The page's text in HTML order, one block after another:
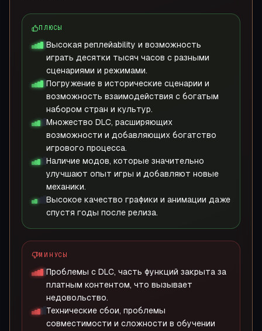
ПЛЮСЫ
Высокая реплейability и возможность
играть десятки тысяч часов с разными
сценариями и режимами.
Погружение в исторические сценарии и
возможность взаимодействия с богатым
набором стран и культур.
Множество DLC, расширяющих
возможности и добавляющих богатство
игрового процесса.
Наличие модов, которые значительно
улучшают опыт игры и добавляют новые
механики.
Высокое качество графики и анимации даже
спустя годы после релиза.
МИНУСЫ
Проблемы с DLC, часть функций закрыта за
платным контентом, что вызывает
недовольство.
Технические сбои, проблемы
совместимости и сложности в обучении